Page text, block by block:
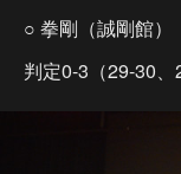
○ 拳剛（誠剛館）
判定0-3（29-30、